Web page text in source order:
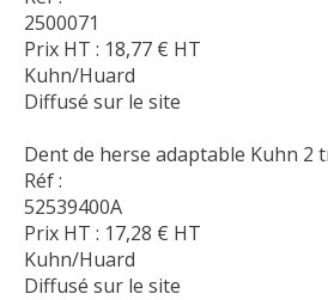
2500071
Prix HT : 18,77 € HT
Kuhn/Huard
Diffusé sur le site
Dent de herse adaptable Kuhn 2
Réf :
52539400A
Prix HT : 17,28 € HT
Kuhn/Huard
Diffusé sur le site